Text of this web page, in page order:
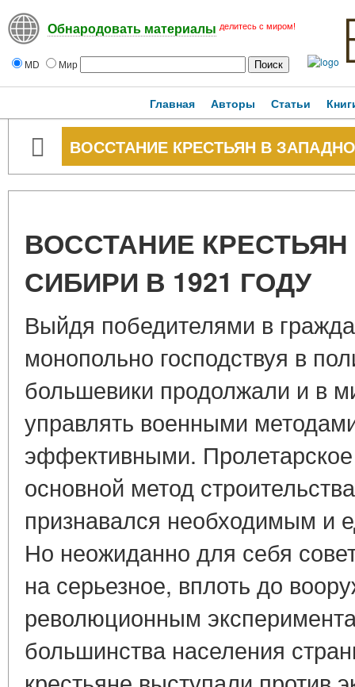
Обнародовать материалы делитесь с миром!
MD Мир
Главная Авторы Статьи
ВОССТАНИЕ КРЕСТЬЯН В
ВОССТАНИЕ
СИБИРИ В 1921 ГОДУ
Выйдя победителями в
монопольно господствуя в
большевики продолжали и в
управлять военными
эффективными.
основной метод
признавался необходимым и
Но неожиданно для себя
на серьезное, вплоть до
революционным
большинства населения